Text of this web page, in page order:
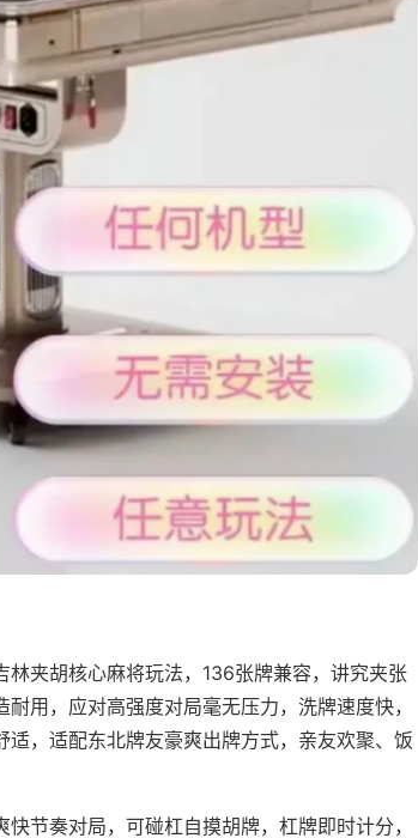
林夹胡核心麻将玩法，136张牌兼容，讲究夹张
用，应对高强度对局毫无压力，洗牌速度快，
，适配东北牌友豪爽出牌方式，亲友欢聚、饭
节奏对局，可碰杠自摸胡牌，杠牌即时计分，